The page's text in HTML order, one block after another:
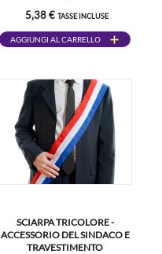
5,38 € TASSE INCLUSE
AGGIUNGI AL CARRELLO
SCIARPA TRICOLORE -
ACCESSORIO DEL SINDACO E
TRAVESTIMENTO